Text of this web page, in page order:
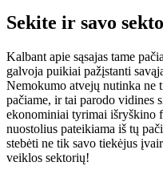
Sekite ir savo
Kalbant apie sąsajas tame
galvoja puikiai pažįstanti
Nemokumo atvejų nutinka ne
pačiame, ir tai parodo vidines
ekonominiai tyrimai išryškino
nuostolius pateikiama iš tų
stebėti ne tik savo tiekėjus
veiklos sektorių!